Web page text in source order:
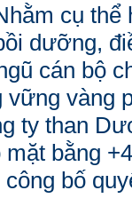
cụ thể
dưỡng,
cán bộ
vàng
ty than
mặt bằng
bố